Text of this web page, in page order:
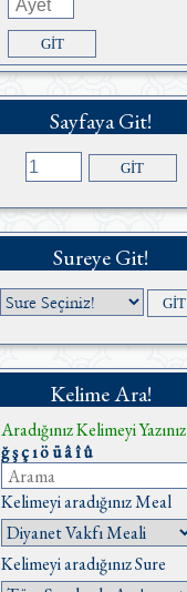
Sayfaya Git!
Sureye Git!
Kelime Ara!
Aradığınız Kelimeyi Yazınız
ğşçıöüâîû
Kelimeyi aradığınız Meal
Kelimeyi aradığınız Sure